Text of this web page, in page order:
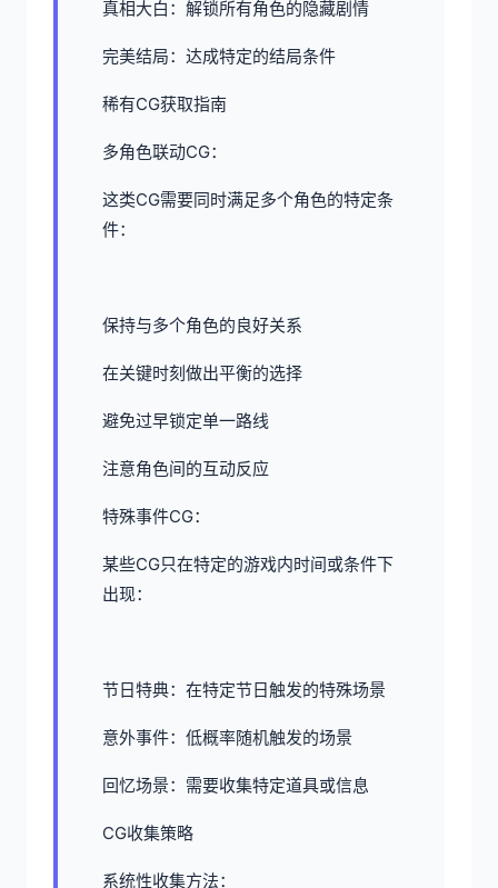
真相大白：解锁所有角色的隐藏剧情
完美结局：达成特定的结局条件
稀有CG获取指南
多角色联动CG：
这类CG需要同时满足多个角色的特定条
件：
保持与多个角色的良好关系
在关键时刻做出平衡的选择
避免过早锁定单一路线
注意角色间的互动反应
特殊事件CG：
某些CG只在特定的游戏内时间或条件下
出现：
节日特典：在特定节日触发的特殊场景
意外事件：低概率随机触发的场景
回忆场景：需要收集特定道具或信息
CG收集策略
系统性收集方法：